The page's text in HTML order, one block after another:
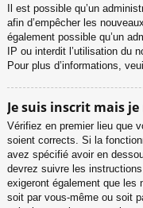
Il est possible qu’un
afin d’empêcher les
également possible qu’un
IP ou interdit l’utilisation du
Pour plus d’informations,
Je suis inscrit mais
Vérifiez en premier lieu que
soient corrects. Si la
avez spécifié avoir en
devrez suivre les
exigeront également que les
soit par vous-même ou soit